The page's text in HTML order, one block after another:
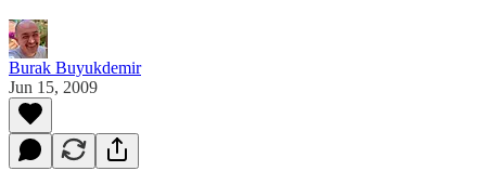
Burak Buyukdemir
Jun 15, 2009